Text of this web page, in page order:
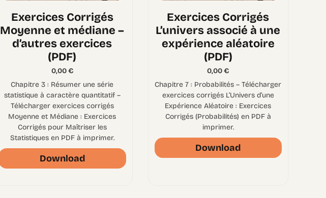
Exercices Corrigés
Moyenne et médiane –
d’autres exercices
(PDF)
0,00€
Chapitre 3 : Résumer une série
statistique à caractère quantitatif –
Télécharger exercices corrigés
Moyenne et Médiane : Exercices
Corrigés pour Maîtriser les
Statistiques en PDF à imprimer.
Download
Exercices Corrigés
L’univers associé à une
expérience aléatoire
(PDF)
0,00€
Chapitre 7 : Probabilités – Télécharger
exercices corrigés L’Univers d’une
Expérience Aléatoire : Exercices
Corrigés (Probabilités) en PDF à
imprimer.
Download